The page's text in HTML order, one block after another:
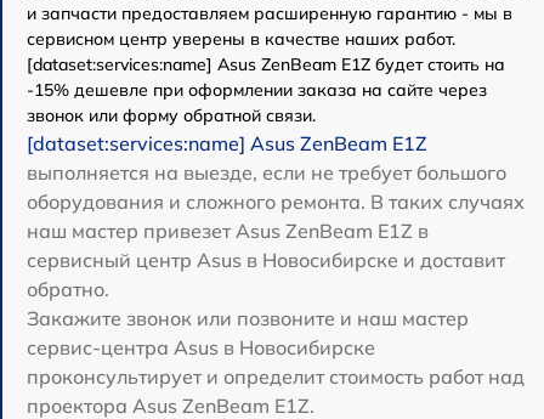
и запчасти предоставляем расширенную гарантию - мы в
сервисном центр уверены в качестве наших работ.
[dataset:services:name] Asus ZenBeam E1Z будет стоить на
-15% дешевле при оформлении заказа на сайте через
звонок или форму обратной связи.
[dataset:services:name] Asus ZenBeam E1Z
выполняется на выезде, если не требует большого
оборудования и сложного ремонта. В таких случаях
наш мастер привезет Asus ZenBeam E1Z в
сервисный центр Asus в Новосибирске и доставит
обратно.
Закажите звонок или позвоните и наш мастер
сервис-центра Asus в Новосибирске
проконсультирует и определит стоимость работ над
проектора Asus ZenBeam E1Z.